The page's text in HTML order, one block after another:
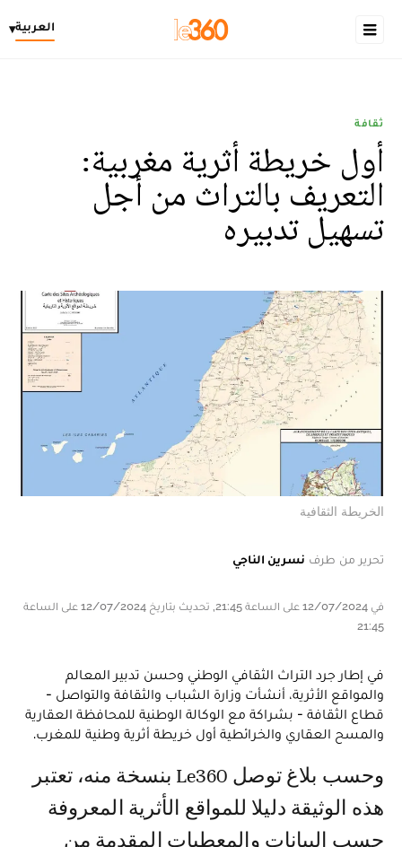
العربية▾
ثقافة
أول خريطة أثرية مغربية:
التعريف بالتراث من أجل
تسهيل تدبيره
الخريطة الثقافية
تحرير من طرف نسرين الناجي
في 12/07/2024 على الساعة 21:45, تحديث بتاريخ 12/07/2024 على الساعة
21:45
في إطار جرد التراث الثقافي الوطني وحسن تدبير المعالم
والمواقع الأثرية، أنشأت وزارة الشباب والثقافة والتواصل -
قطاع الثقافة - بشراكة مع الوكالة الوطنية للمحافظة العقارية
والمسح العقاري والخرائطية أول خريطة أثرية وطنية للمغرب.
وحسب بلاغ توصل Le360 بنسخة منه، تعتبر
هذه الوثيقة دليلا للمواقع الأثرية المعروفة
حسب البيانات والمعطيات المقدمة من